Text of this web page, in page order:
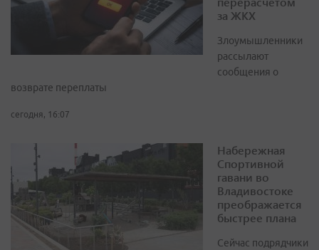
за ЖКХ
Злоумышленники
рассылают
сообщения о
возврате переплаты
сегодня, 16:07
Набережная
Спортивной
гавани во
Владивостоке
преображается
быстрее плана
Сейчас подрядчики